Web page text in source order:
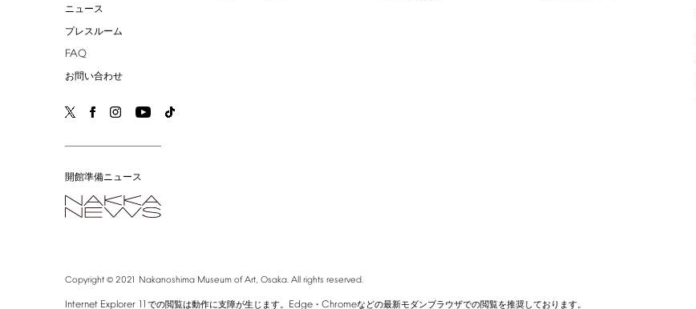
ニュース
プレスルーム
FAQ
お問い合わせ
開館準備ニュース
Copyright© 2021 Nakanoshima Museum of Art, Osaka. All rights reserved.
Internet Explorer 11 での閲覧は動作に支障が生じます。 Edge・ Chromeなどの最新モダンブラウザでの閲覧を推奨しております。